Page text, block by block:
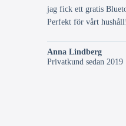
jag fick ett gratis
Perfekt för vårt
Anna Lindberg
Privatkund sedan 2019